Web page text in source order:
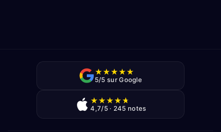
★★★★★
5/5 sur Google
★★★★★
4,7/5 · 245 notes